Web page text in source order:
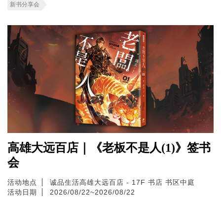
新书分享会
高雄大远百店｜《老板不是人(1)》签书
会
活动地点
诚品生活高雄大远百店 - 17F 书店 书区中庭
活动日期
2026/08/22~2026/08/22